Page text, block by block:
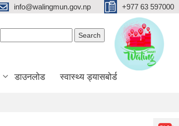
info@walingmun.gov.np +977 63 597000
डाउनलोड स्वास्थ्य ड्यासबोर्ड